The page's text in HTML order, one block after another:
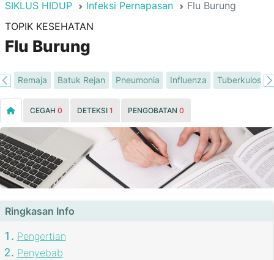
SIKLUS HIDUP Infeksi Pernapasan
Flu Burung
TOPIK KESEHATAN
Flu Burung
Remaja Batuk Rejan Pneumonia Influenza Tuberkulosis
CEGAH 0 DETEKSI 1 PENGOBATAN 0
Ringkasan Info
Pengertian
Penyebab